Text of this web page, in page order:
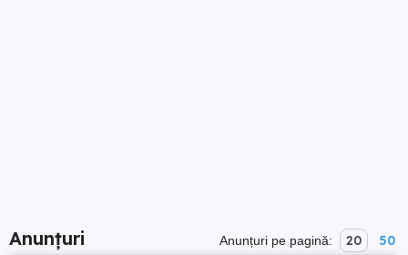
Anunțuri Anunțuri pe pagină: 20 50